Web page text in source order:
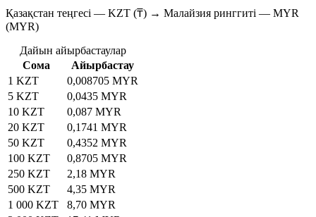
Қазақстан теңгесі — KZT (₸) → Малайзия ринггиті — MYR
(MYR)
Дайын айырбастаулар
Сома
Айырбастау
1 KZT
0,008705 MYR
5 KZT
0,0435 MYR
10 KZT
0,087 MYR
20 KZT
0,1741 MYR
50 KZT
0,4352 MYR
100 KZT
0,8705 MYR
250 KZT
2,18 MYR
500 KZT
4,35 MYR
1 000 KZT
8,70 MYR